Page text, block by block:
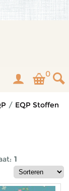
0
/ EQP Stoffen
1